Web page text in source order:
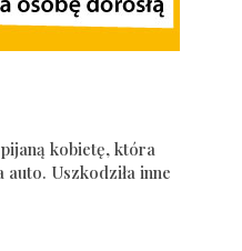
kobietę, która
auto. Uszkodziła inne